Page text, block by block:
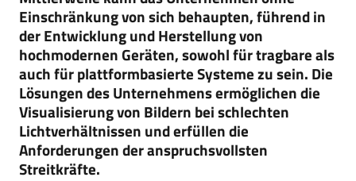
Einschränkung von sich behaupten, führend in
der Entwicklung und Herstellung von
hochmodernen Geräten, sowohl für tragbare als
auch für plattformbasierte Systeme zu sein. Die
Lösungen des Unternehmens ermöglichen die
Visualisierung von Bildern bei schlechten
Lichtverhältnissen und erfüllen die
Anforderungen der anspruchsvollsten
Streitkräfte.